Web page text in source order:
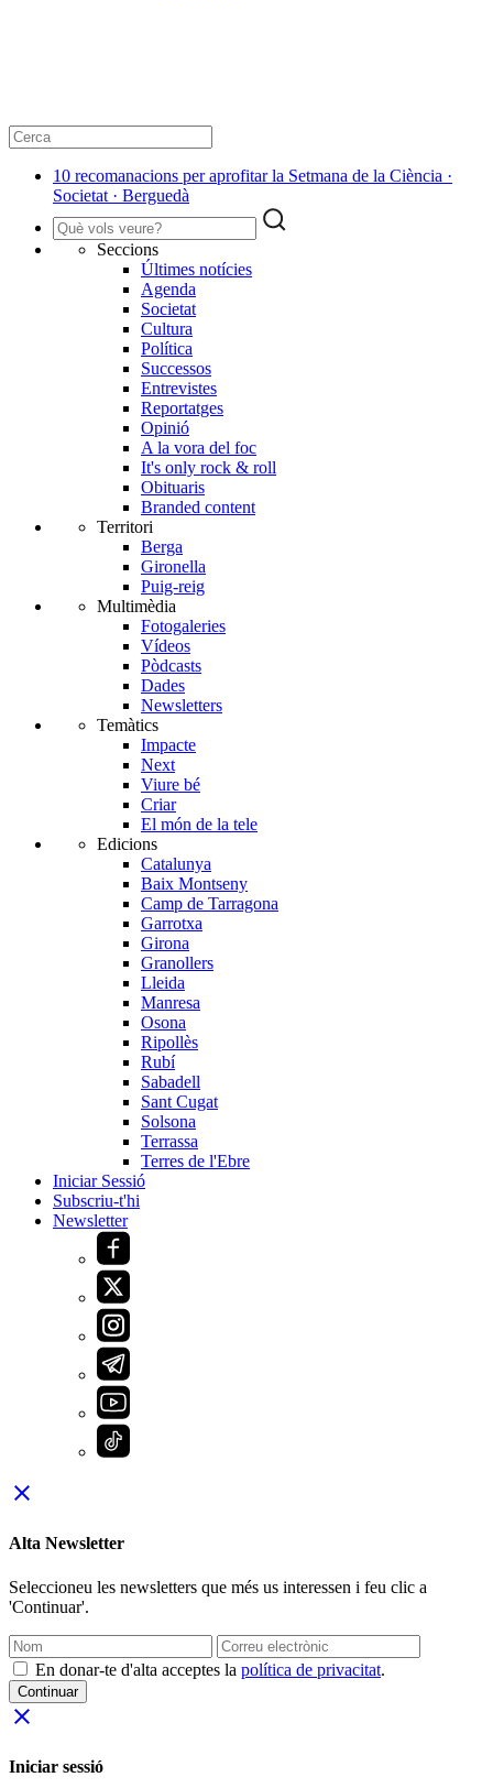
10 recomanacions per aprofitar la Setmana de la Ciència ·
Societat · Berguedà
Seccions
Últimes notícies
Agenda
Societat
Cultura
Política
Successos
Entrevistes
Reportatges
Opinió
A la vora del foc
It's only rock & roll
Obituaris
Branded content
Territori
Berga
Gironella
Puig-reig
Multimèdia
Fotogaleries
Vídeos
Pòdcasts
Dades
Newsletters
Temàtics
Impacte
Next
Viure bé
Criar
El món de la tele
Edicions
Catalunya
Baix Montseny
Camp de Tarragona
Garrotxa
Girona
Granollers
Lleida
Manresa
Osona
Ripollès
Rubí
Sabadell
Sant Cugat
Solsona
Terrassa
Terres de l'Ebre
Iniciar Sessió
Subscriu-t'hi
Newsletter
close
Alta Newsletter
Seleccioneu les newsletters que més us interessen i feu clic a
'Continuar'.
En donar-te d'alta acceptes la política de privacitat.
Continuar
close
Iniciar sessió